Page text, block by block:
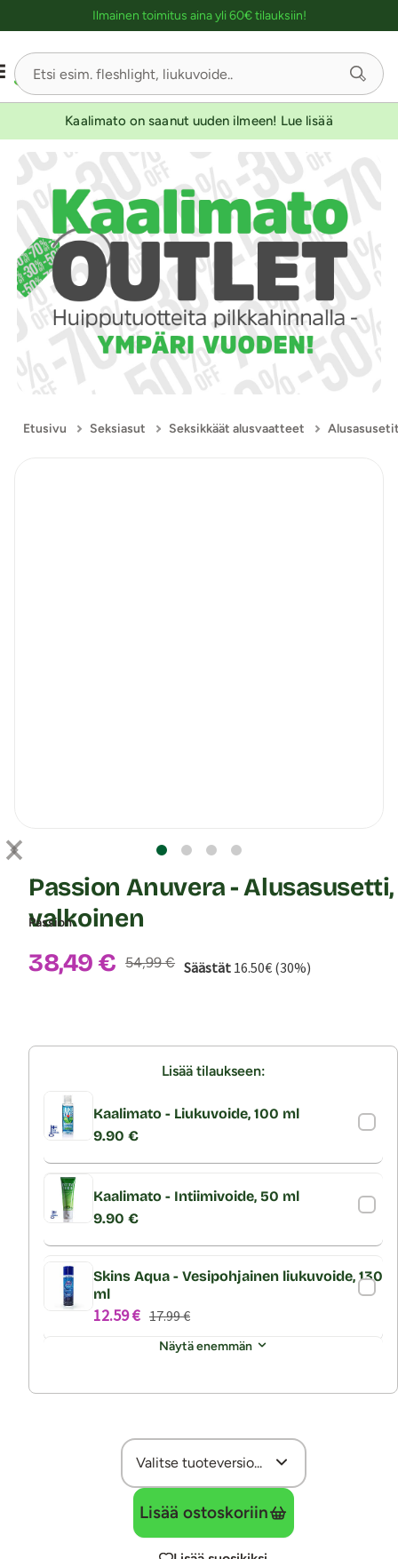
Ilmainen toimitus aina yli 60€ tilauksiin!
Kaalimato on saanut uuden ilmeen! Lue lisää
Etusivu Seksiasut Seksikkäät alusvaatteet
Passion
Passion Anuvera - Alusasusetti,
valkoinen
Alennushinta:
38,49 € Normaalihinta:
54,99 € Säästät 16.50€ (30%)
Lisää tilaukseen:
Kaalimato - Liukuvoide, 100 ml
9.90 €
Kaalimato - Intiimivoide, 50 ml
9.90 €
Skins Aqua - Vesipohjainen liukuvoide, 130
ml
12.59 € 17.99 €
Näytä enemmän
Lisää ostoskoriin